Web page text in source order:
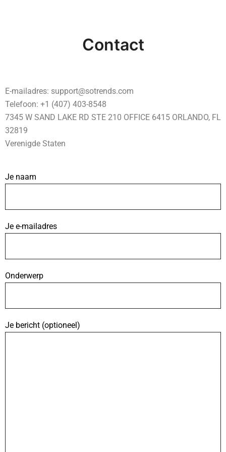
Contact
E-mailadres: support@sotrends.com
Telefoon: +1 (407) 403-8548
7345 W SAND LAKE RD STE 210 OFFICE 6415 ORLANDO, FL
32819
Verenigde Staten
Je naam
Je e-mailadres
Onderwerp
Je bericht (optioneel)